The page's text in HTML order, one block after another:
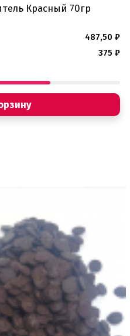
Красный 70гр
487,50 ₽
375 ₽